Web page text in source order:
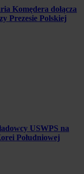
Komędera dołącza
Prezesie Polskiej
USWPS na
Południowej